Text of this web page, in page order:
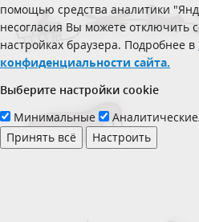
помощью средства аналитики
несогласия Вы можете отключить
настройках браузера. Подробнее в
конфиденциальности сайта.
Выберите настройки cookie
Минимальные
Принять всё
Настроить